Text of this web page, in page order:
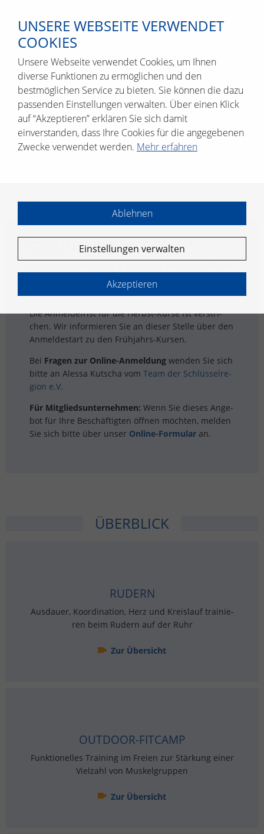
GE­SUND­HEITS­KUR­SE
ihrer Mit­glieds­fir­men Ge­sund­heits­kur­se an. Hier
sind alle Kurse für Früh­jahr 2026 zu sehen.
Die An­mel­de­frist für die Herbst-Kurse ist ver­stri­
chen. Wir in­for­mie­ren Sie an die­ser Stel­le über den
An­mel­de­start zu den Früh­jahrs-Kur­sen.
Bei Fra­gen zur On­line-An­mel­dung wen­den Sie sich
bitte an Ales­sa Kut­scha vom Team der Schlüs­sel­re­
gi­on e.V.
Für Mit­glieds­un­ter­neh­men: Wenn Sie die­ses An­ge­
bot für Ihre Be­schäf­tig­ten öff­nen möch­ten, mel­den
Sie sich bitte über unser On­line-For­mu­lar an.
ÜBER­BLICK
RU­DERN
Aus­dau­er, Ko­or­di­na­ti­on, Herz und Kreis­lauf trai­nie­
ren beim Ru­dern auf der Ruhr
Zur Über­sicht
OUT­DOOR-FIT­CAMP
Funk­tio­nel­les Trai­ning im Frei­en zur Stär­kung einer
Viel­zahl von Mus­kel­grup­pen
Zur Über­sicht
UNSERE WEBSEITE VERWENDET
COOKIES
Unsere Webseite verwendet Cookies, um Ihnen
diverse Funktionen zu ermöglichen und den
bestmöglichen Service zu bieten. Sie können die dazu
passenden Einstellungen verwalten. Über einen Klick
auf “Akzeptieren” erklären Sie sich damit
einverstanden, dass Ihre Cookies für die angegebenen
Zwecke verwendet werden. Mehr erfahren
Ablehnen
Einstellungen verwalten
Akzeptieren